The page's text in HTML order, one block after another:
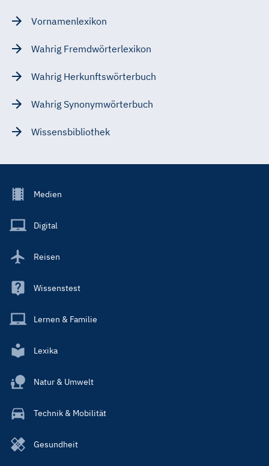
Vornamenlexikon
Wahrig Fremdwörterlexikon
Wahrig Herkunftswörterbuch
Wahrig Synonymwörterbuch
Wissensbibliothek
Footer
Main
Medien
Digital
Reisen
Wissenstest
Lernen & Familie
Lexika
Natur & Umwelt
Technik & Mobilität
Gesundheit